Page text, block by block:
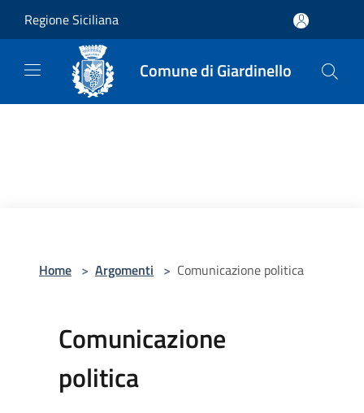
Regione Siciliana
Comune di Giardinello
Home > Argomenti > Comunicazione politica
Comunicazione
politica